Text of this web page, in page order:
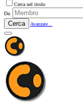
Cerca nel titolo
Da:
Cerca Avanzate...